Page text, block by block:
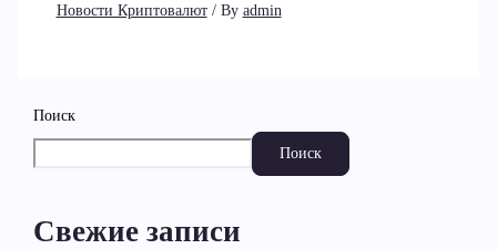
Новости Криптовалют/ By admin
Поиск
Поиск
Свежие записи